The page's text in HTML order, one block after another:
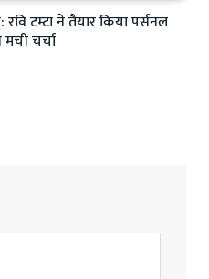
टम्टा ने तैयार किया पर्सनल
चर्चा